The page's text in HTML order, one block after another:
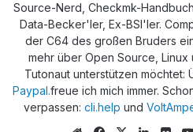
Source-Nerd, Checkmk-
Data-Becker'ler, Ex-BSI'ler.
der C64 des großen Bruders
mehr über Open Source, Linux
Tutonaut unterstützen möchtet:
Paypal.freue ich mich immer.
verpassen: cli.help und